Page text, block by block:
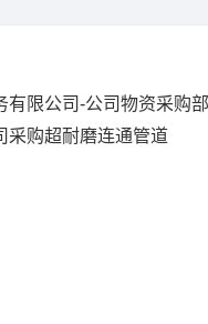
有限公司-公司物资采购部
采购超耐磨连通管道